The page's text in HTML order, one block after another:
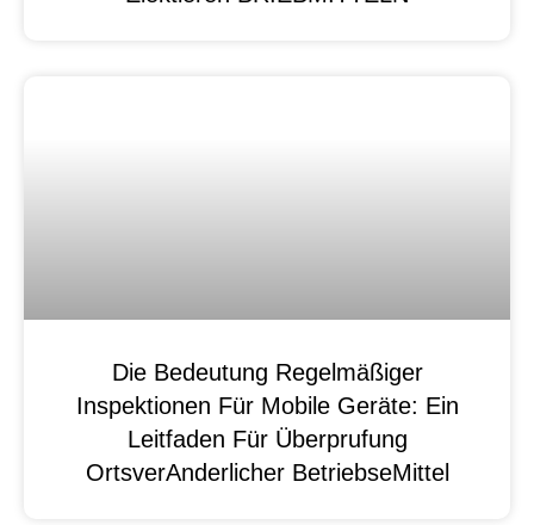
Die Bedeutung Regelmäßiger
Inspektionen Für Mobile Geräte: Ein
Leitfaden Für Überprufung
OrtsverAnderlicher BetriebseMittel